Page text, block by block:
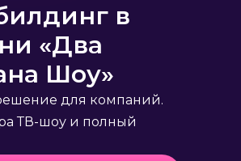
в
«Два
Шоу»
для компаний.
ТВ-шоу и полный